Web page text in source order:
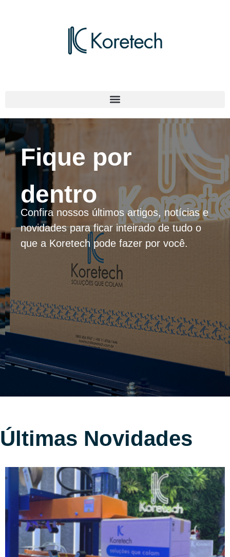
Fique por
dentro
Confira nossos últimos artigos, notícias e
novidades para ficar inteirado de tudo o
que a Koretech pode fazer por você.
Últimas Novidades